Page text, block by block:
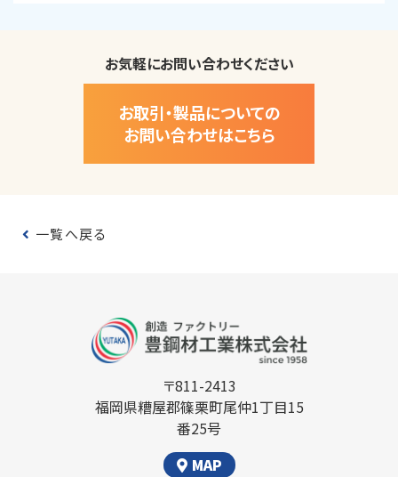
お気軽にお問い合わせください
お取引・製品についての
お問い合わせはこちら
一覧へ戻る
〒811-2413
福岡県糟屋郡篠栗町尾仲1丁目15
番25号
MAP